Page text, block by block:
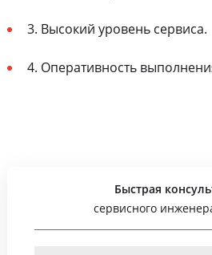
3. Высокий уровень сервиса.
4. Оперативность
Быстрая
сервисного